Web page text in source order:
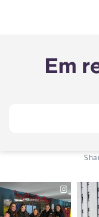
Em